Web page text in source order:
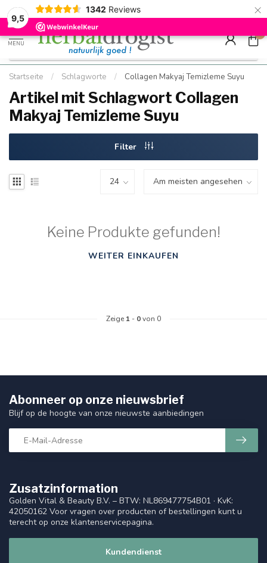
9,5
1342 Reviews ×
Kostenloser DE-Versand ab Mindestbestellwert |
Schnell geliefert
Minimum
Hızlı
MENU
0
Startseite / Schlagworte / Collagen Makyaj Temizleme Suyu
Artikel mit Schlagwort Collagen
Makyaj Temizleme Suyu
Filter
Keine Produkte gefunden!
WEITER EINKAUFEN
Zeige 1 - 0von 0
Zusatzinformation
Golden Vital & Beauty B.V. – BTW: NL869477754B01 · KvK:
42050162 Voor vragen over producten of bestellingen kunt u
terecht op onze klantenservicepagina.
Kundendienst
Abonneer op onze nieuwsbrief
Blijf op de hoogte van onze nieuwste aanbiedingen